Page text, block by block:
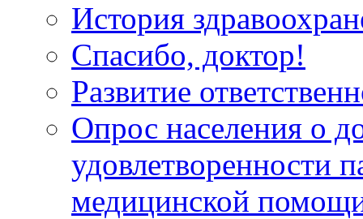
История
Спасибо, доктор!
Развитие
Опрос населения о
удовлетворенности
медицинской